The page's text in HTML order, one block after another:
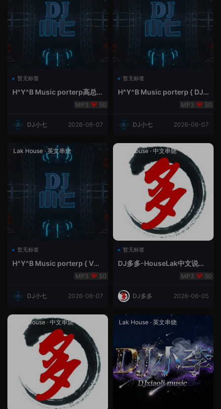
暂无标签
H^Y^B Music porterp高总
聆听 全英文Vina Lak House50
DJ小七 2026-06-07
暂无标签
H^Y^B Music porterp { DJ
小七&高总夜空中的风铃}
50
DJ小七 2026-06-07
Lak House ·英文串烧
暂无标签
H^Y^B Music porterp { V总
50
DJ小七 2026-06-07
Lak House· 中文串烧
暂无标签
DJ多多-HouseLak中文说唱
50
DJ多多 2026-06-05
Prog House · 中文串烧 Lak House · 英文串烧